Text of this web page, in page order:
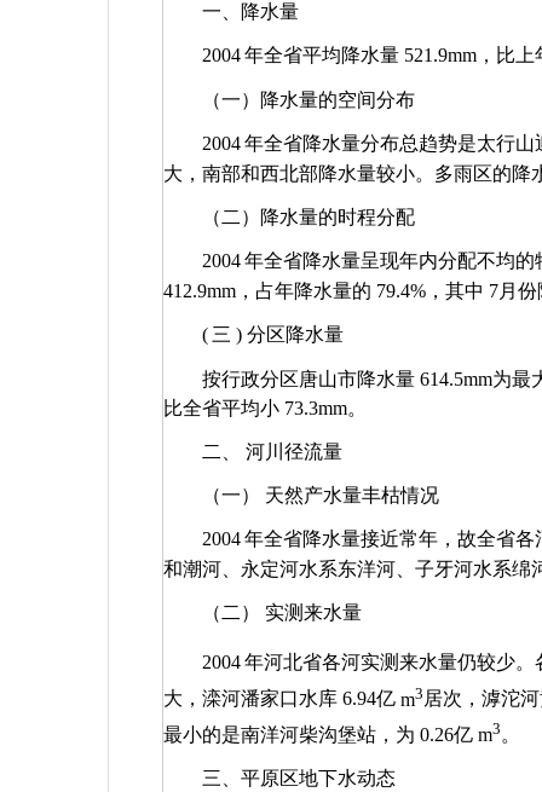
一、降水量
2004年全省平均降水量 521.9mm ，比
（一）降水量的空间分布
2004年全省降水量分布总趋势是太行
大，南部和西北部降水量较小。多雨区的降
（二）降水量的时程分配
2004年全省降水量呈现年内分配不均
412.9mm ，占年降水量的 79.4% ，其中 7月
( 三 ) 分区降水量
按行政分区唐山市降水量 614.5mm为最
比全省平均小 73.3mm。
二、 河川径流量
（一） 天然产水量丰枯情况
2004年全省降水量接近常年，故全省
和潮河、永定河水系东洋河、子牙河水系
（二） 实测来水量
2004年河北省各河实测来水量仍较少
大，滦河潘家口水库 6.94亿 m3 居次，滹沱
最小的是南洋河柴沟堡站，为 0.26亿 m3 。
三、平原区地下水动态